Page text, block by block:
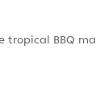
tropical BBQ